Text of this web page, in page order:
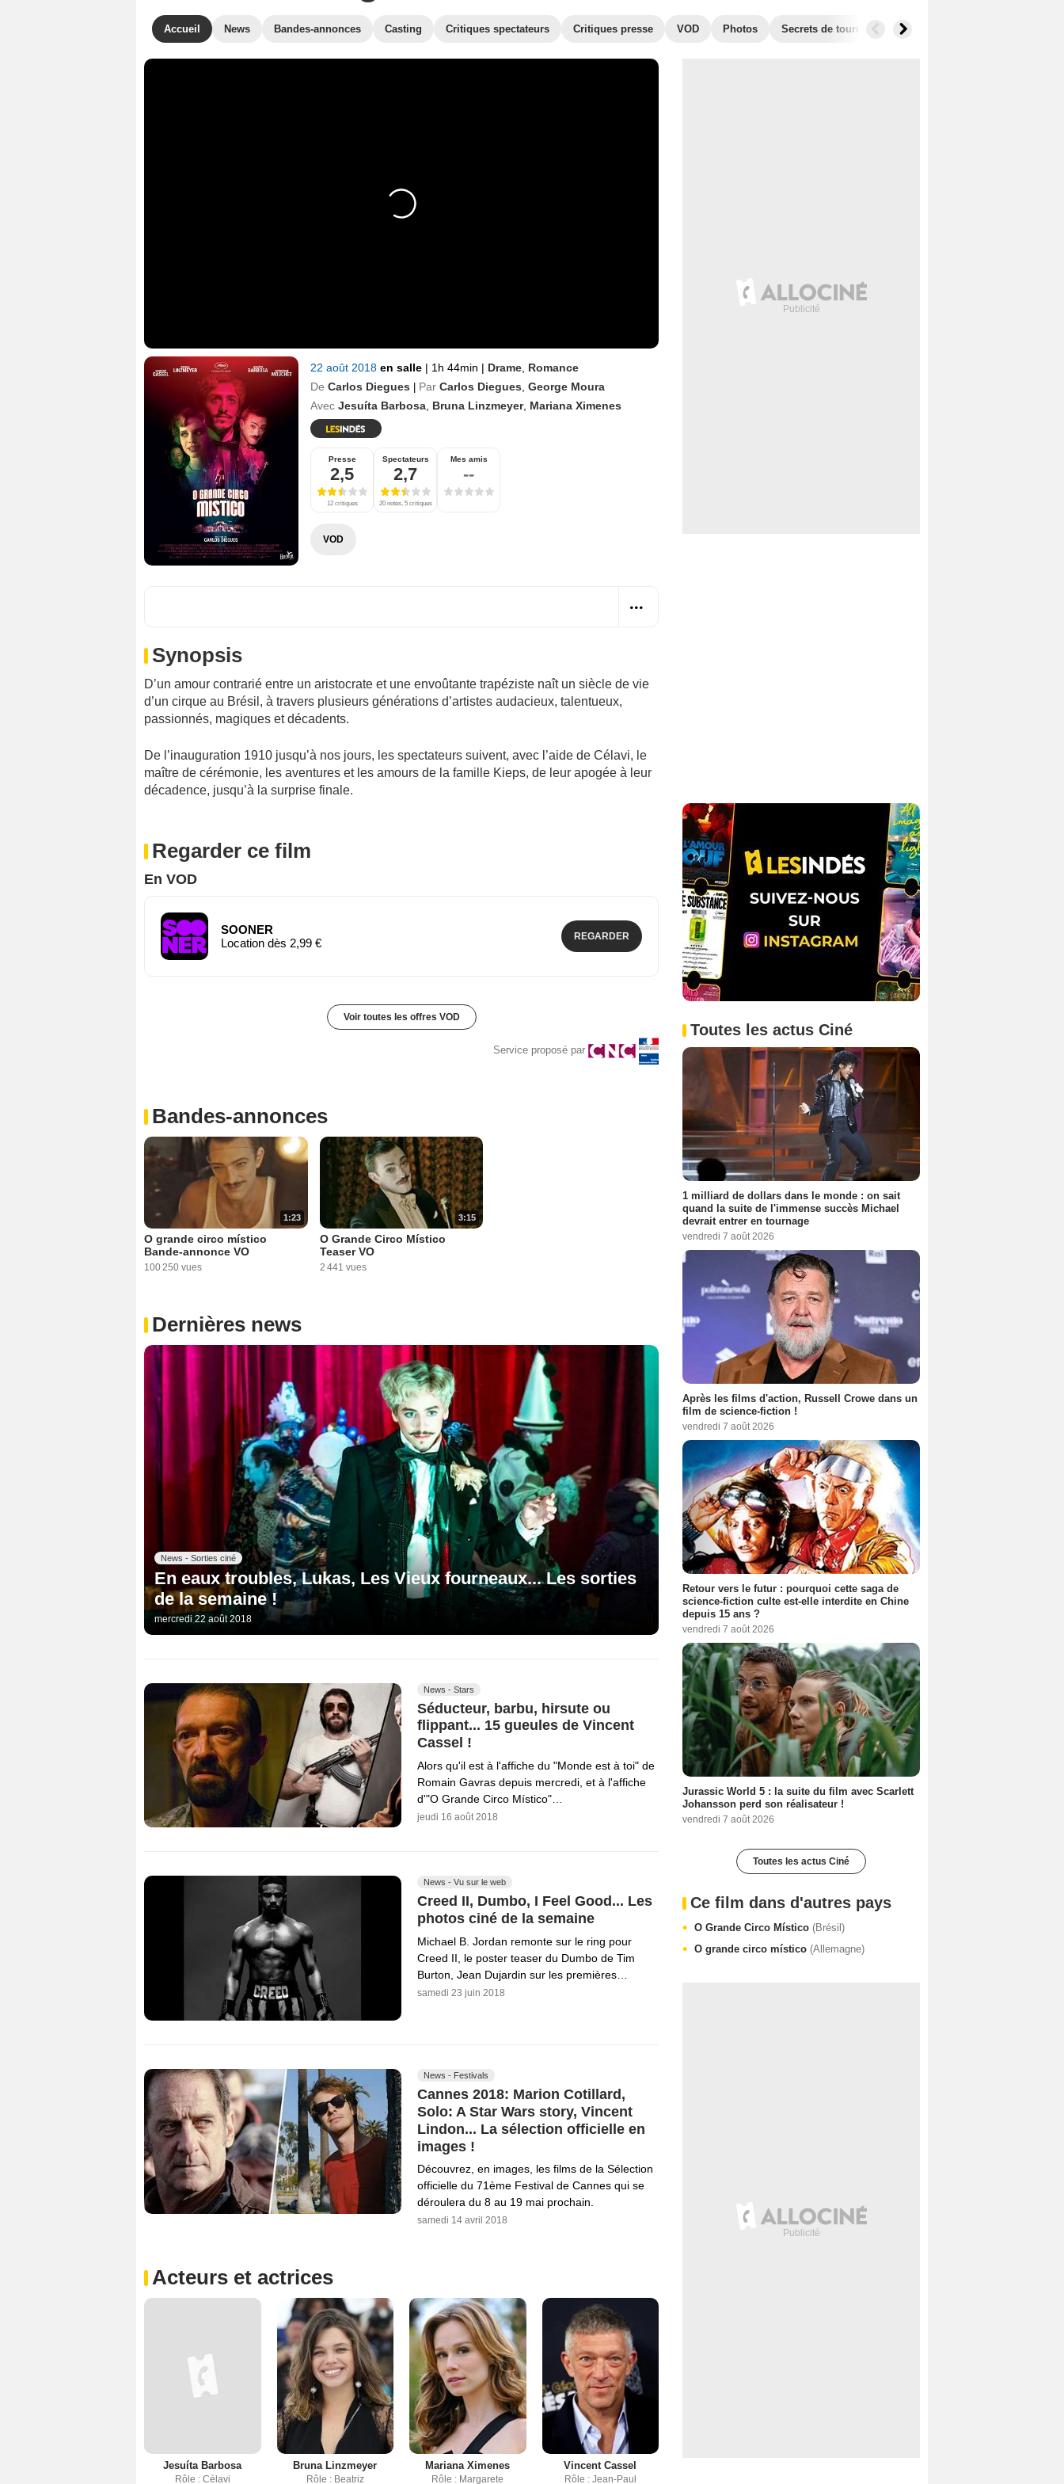
Accueil News Bandes-annonces Casting Critiques spectateurs Critiques presse VOD Photos Secrets de tournage Box Office
22 août 2018 en salle | 1h 44min | Drame Romance
De Carlos Diegues | Par Carlos Diegues George Moura
Avec Jesuíta Barbosa Bruna Linzmeyer, Mariana Ximenes
Presse
2,5
12 critiques
Spectateurs
2,7
20 notes, 5 critiques
Mes amis
--
VOD
Synopsis
D’un amour contrarié entre un aristocrate et une envoûtante trapéziste naît un siècle de vie
d’un cirque au Brésil, à travers plusieurs générations d’artistes audacieux, talentueux,
passionnés, magiques et décadents.
De l’inauguration 1910 jusqu’à nos jours, les spectateurs suivent, avec l’aide de Célavi, le
maître de cérémonie, les aventures et les amours de la famille Kieps, de leur apogée à leur
décadence, jusqu’à la surprise finale.
Regarder ce film
En VOD
SOONER
Location dès 2,99 €
REGARDER
Voir toutes les offres VOD
Service proposé par
Bandes-annonces
1:23
O grande circo místico
Bande-annonce VO
100 250 vues
3:15
O Grande Circo Místico
Teaser VO
2 441 vues
Dernières news
News - Sorties ciné
En eaux troubles, Lukas, Les Vieux fourneaux... Les sorties
de la semaine !
mercredi 22 août 2018
News - Stars
Séducteur, barbu, hirsute ou
flippant... 15 gueules de Vincent
Cassel !
Alors qu'il est à l'affiche du "Monde est à toi" de
Romain Gavras depuis mercredi, et à l'affiche
d'"O Grande Circo Místico"…
jeudi 16 août 2018
News - Vu sur le web
Creed II, Dumbo, I Feel Good... Les
photos ciné de la semaine
Michael B. Jordan remonte sur le ring pour
Creed II, le poster teaser du Dumbo de Tim
Burton, Jean Dujardin sur les premières…
samedi 23 juin 2018
News - Festivals
Cannes 2018: Marion Cotillard,
Solo: A Star Wars story, Vincent
Lindon... La sélection officielle en
images !
Découvrez, en images, les films de la Sélection
officielle du 71ème Festival de Cannes qui se
déroulera du 8 au 19 mai prochain.
samedi 14 avril 2018
Acteurs et actrices
Jesuíta Barbosa
Rôle : Célavi
Bruna Linzmeyer
Rôle : Beatriz
Mariana Ximenes
Rôle : Margarete
Vincent Cassel
Rôle : Jean-Paul
Toutes les actus Ciné
1 milliard de dollars dans le monde : on sait
quand la suite de l'immense succès Michael
devrait entrer en tournage
vendredi 7 août 2026
Après les films d'action, Russell Crowe dans un
film de science-fiction !
vendredi 7 août 2026
Retour vers le futur : pourquoi cette saga de
science-fiction culte est-elle interdite en Chine
depuis 15 ans ?
vendredi 7 août 2026
Jurassic World 5 : la suite du film avec Scarlett
Johansson perd son réalisateur !
vendredi 7 août 2026
Toutes les actus Ciné
Ce film dans d'autres pays
O Grande Circo Místico (Brésil)
O grande circo místico (Allemagne)